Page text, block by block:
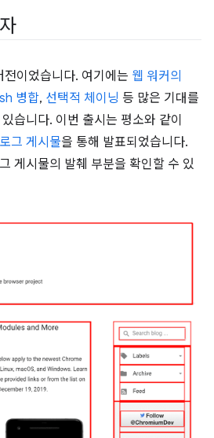
이었습니다. 여기에는 웹 워커의
병합, 선택적 체이닝 등 많은 기대를
습니다. 이번 출시는 평소와 같이
그 게시물을 통해 발표되었습니다.
게시물의 발췌 부분을 확인할 수 있